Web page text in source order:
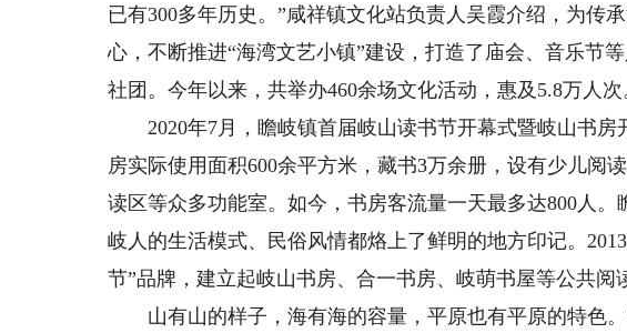
已有300多年历史。”咸祥镇文化站负责人吴霞介绍，为传
心，不断推进“海湾文艺小镇”建设，打造了庙会、音乐节
社团。今年以来，共举办460余场文化活动，惠及5.8万人次
2020年7月，瞻岐镇首届岐山读书节开幕式暨岐山书房
房实际使用面积600余平方米，藏书3万余册，设有少儿阅
读区等众多功能室。如今，书房客流量一天最多达800人
岐人的生活模式、民俗风情都烙上了鲜明的地方印记。
节”品牌，建立起岐山书房、合一书房、岐萌书屋等公共阅
山有山的样子，海有海的容量，平原也有平原的特色。